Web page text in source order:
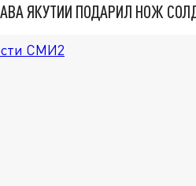
ЯКУТИИ ПОДАРИЛ НОЖ
СМИ2